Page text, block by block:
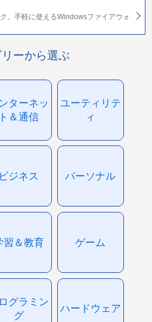
。手軽に使えるWindowsファイアウォ
ーから選ぶ
ターネッ
ト＆通信
ユーティリテ
ィ
ビジネス パーソナル
習＆教育 ゲーム
グラミン
グ
ハードウェア